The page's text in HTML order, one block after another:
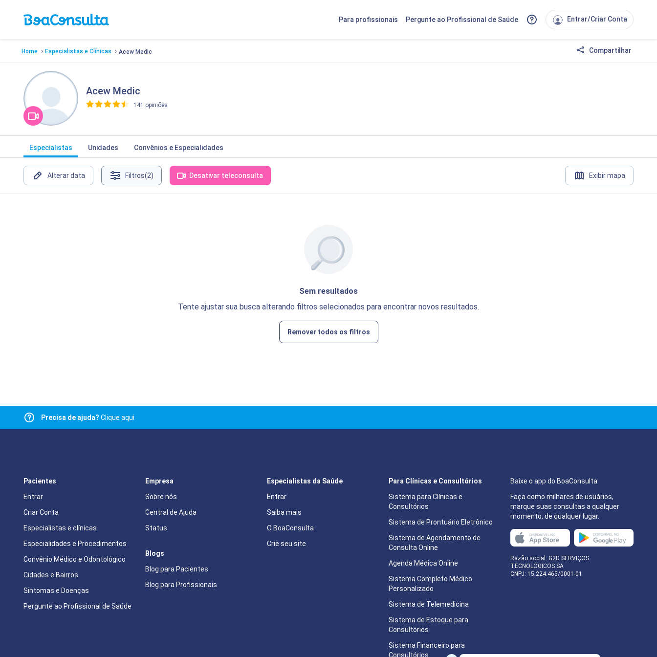
Para profissionais Pergunte ao Profissional de Saúde Entrar/Criar Conta
Home › Especialistas e Clínicas › Acew Medic Compartilhar
Acew Medic
141 opiniões
Especialistas Unidades Convênios e Especialidades
Alterar data Filtros(2) Desativar teleconsulta Exibir mapa
Sem resultados
Tente ajustar sua busca alterando filtros selecionados para encontrar novos resultados.
Remover todos os filtros
Precisa de ajuda? Clique aqui
Baixe o app do BoaConsulta
Faça como milhares de usuários,
marque suas consultas a qualquer
momento, de qualquer lugar.
Razão social: G2D SERVIÇOS
TECNOLÓGICOS SA
CNPJ: 15.224.465/0001-01
Pacientes
Entrar
Criar Conta
Especialistas e clínicas
Especialidades e Procedimentos
Convênio Médico e Odontológico
Cidades e Bairros
Sintomas e Doenças
Pergunte ao Profissional de Saúde
Empresa
Sobre nós
Central de Ajuda
Status
Blogs
Blog para Pacientes
Blog para Profissionais
Especialistas da Saúde
Entrar
Saiba mais
O BoaConsulta
Crie seu site
Para Clínicas e Consultórios
Sistema para Clínicas e
Consultórios
Sistema de Prontuário Eletrônico
Sistema de Agendamento de
Consulta Online
Agenda Médica Online
Sistema Completo Médico
Personalizado
Sistema de Telemedicina
Sistema de Estoque para
Consultórios
Sistema Financeiro para
Consultórios